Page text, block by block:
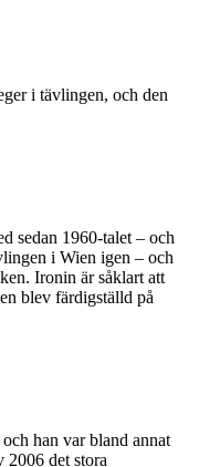
i tävlingen, och den
sedan 1960-talet – och
i Wien igen – och
Ironin är såklart att
blev färdigställd på
han var bland annat
2006 det stora